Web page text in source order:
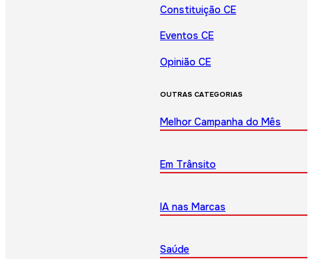
Constituição CE
Eventos CE
Opinião CE
OUTRAS CATEGORIAS
Melhor Campanha do Mês
Em Trânsito
IA nas Marcas
Saúde